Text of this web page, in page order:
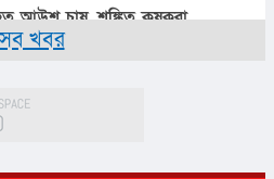
আউশ চাষ, শঙ্কিত কৃষকরা
খবর